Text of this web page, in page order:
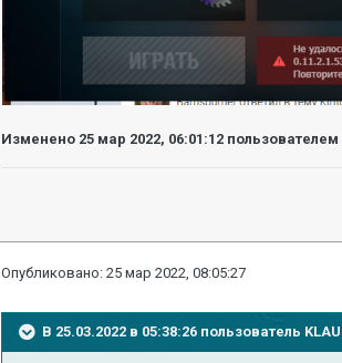
Изменено 25 мар 2022, 06:01:12
Опубликовано:25 мар 2022, 08:05:27
В 25.03.2022 в 05:38:26 пользователь